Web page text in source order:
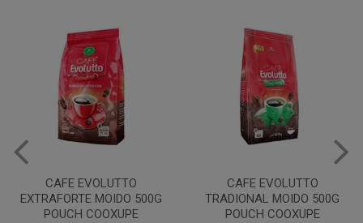
CAFE EVOLUTTO
EXTRAFORTE MOIDO 500G
POUCH COOXUPE
CAFE EVOLUTTO
TRADIONAL MOIDO 500G
POUCH COOXUPE